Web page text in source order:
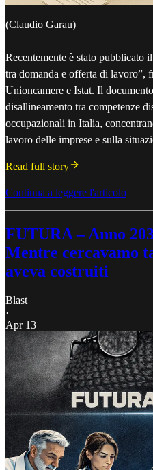
(Claudio Garau)
Recentemente è stato pubblicato
tra domanda e offerta di lavoro”,
Unioncamere e Istat. Il
disallineamento tra competenze
occupazionali in Italia,
lavoro delle imprese e sulla
Read full story
Continua a leggere l'articolo
FUTURA – Anno
Mentre cercavamo
aveva costruiti
Blast
·
Apr 13